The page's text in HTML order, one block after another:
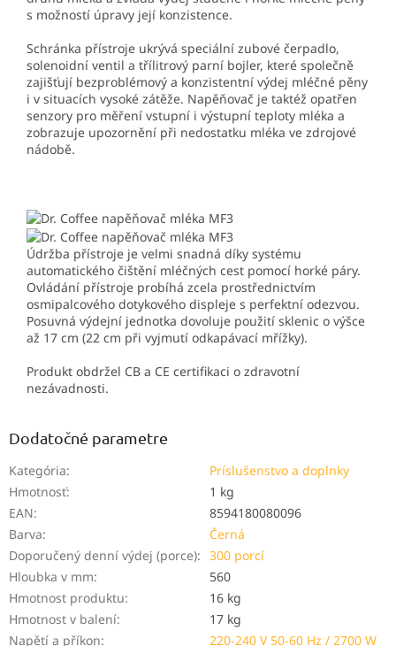
s možností úpravy její konzistence.
Schránka přístroje ukrývá speciální zubové čerpadlo,
solenoidní ventil a třílitrový parní bojler, které společně
zajišťují bezproblémový a konzistentní výdej mléčné pěny
i v situacích vysoké zátěže. Napěňovač je taktéž opatřen
senzory pro měření vstupní i výstupní teploty mléka a
zobrazuje upozornění při nedostatku mléka ve zdrojové
nádobě.
Údržba přístroje je velmi snadná díky systému
automatického čištění mléčných cest pomocí horké páry.
Ovládání přístroje probíhá zcela prostřednictvím
osmipalcového dotykového displeje s perfektní odezvou.
Posuvná výdejní jednotka dovoluje použití sklenic o výšce
až 17 cm (22 cm při vyjmutí odkapávací mřížky).
Produkt obdržel CB a CE certifikaci o zdravotní
nezávadnosti.
Dodatočné parametre
Kategória:
Príslušenstvo a doplnky
Hmotnosť:
1 kg
EAN:
8594180080096
Barva:
Černá
Doporučený denní výdej (porce): 300 porcí
Hloubka v mm:
560
Hmotnost produktu:
16 kg
Hmotnost v balení:
17 kg
Napětí a příkon:
220-240 V 50-60 Hz / 2700 W